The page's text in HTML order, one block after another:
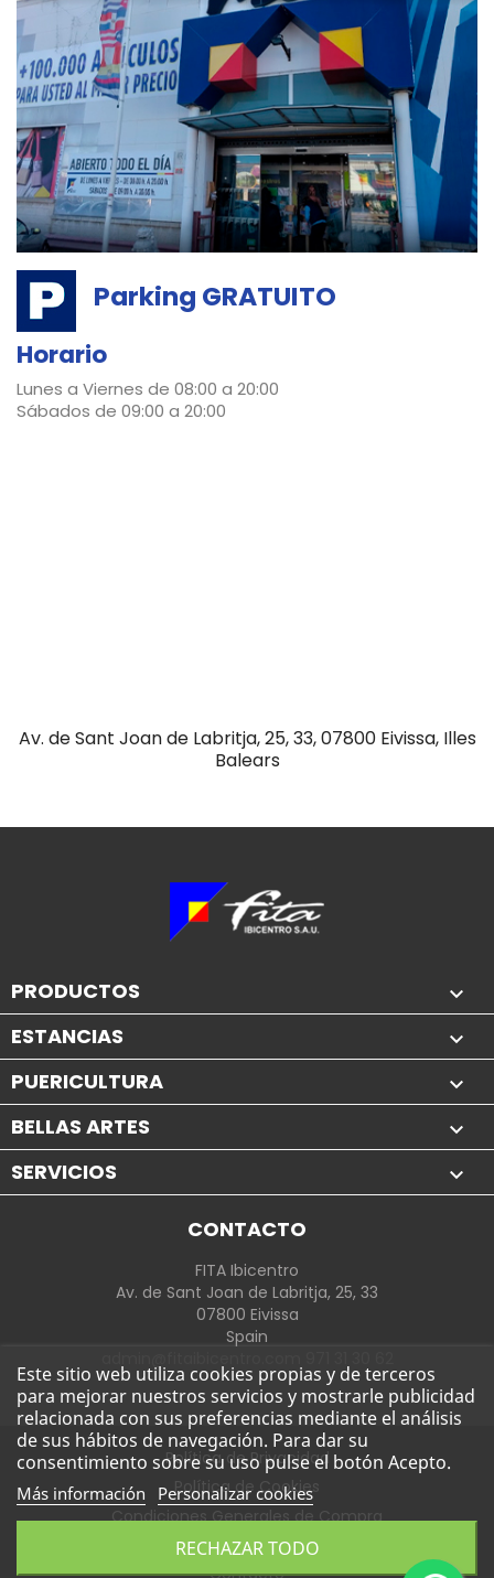
Parking GRATUITO
Horario
Lunes a Viernes de 08:00 a 20:00
Sábados de 09:00 a 20:00
Av. de Sant Joan de Labritja, 25, 33, 07800 Eivissa, Illes
Balears
PRODUCTOS 
ESTANCIAS 
PUERICULTURA 
BELLAS ARTES 
SERVICIOS 
CONTACTO
FITA Ibicentro
Av. de Sant Joan de Labritja, 25, 33
07800 Eivissa
Spain
Este sitio web utiliza cookies propias y de terceros
para mejorar nuestros servicios y mostrarle publicidad
relacionada con sus preferencias mediante el análisis
de sus hábitos de navegación. Para dar su
consentimiento sobre su uso pulse el botón Acepto.
Más información Personalizar cookies
RECHAZAR TODO
Política de Privacidad
Política de Cookies
Condiciones Generales de Compra
Política de Envíos y Devoluciones